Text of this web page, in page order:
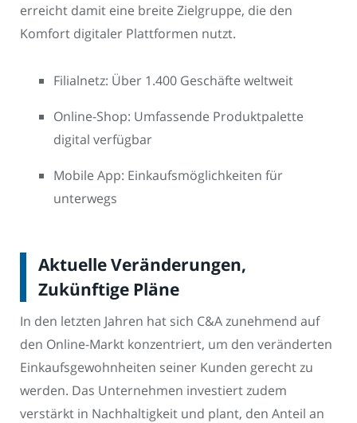
erreicht damit eine breite Zielgruppe, die den
Komfort digitaler Plattformen nutzt.
Filialnetz: Über 1.400 Geschäfte weltweit
Online-Shop: Umfassende Produktpalette
digital verfügbar
Mobile App: Einkaufsmöglichkeiten für
unterwegs
Aktuelle Veränderungen,
Zukünftige Pläne
In den letzten Jahren hat sich C&A zunehmend auf
den Online-Markt konzentriert, um den veränderten
Einkaufsgewohnheiten seiner Kunden gerecht zu
werden. Das Unternehmen investiert zudem
verstärkt in Nachhaltigkeit und plant, den Anteil an